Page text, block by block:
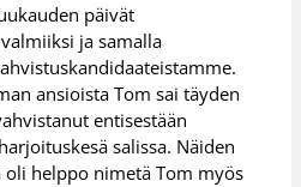
päivät
ja samalla
ansioista Tom sai täyden
entisestään
salissa. Näiden
helppo nimetä Tom myös